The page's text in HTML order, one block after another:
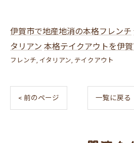
伊賀市で地産地消の本格フレンチ
タリアン 本格テイクアウトを伊
フレンチ イタリアン テイクアウト
< 前のページ 一覧に戻る